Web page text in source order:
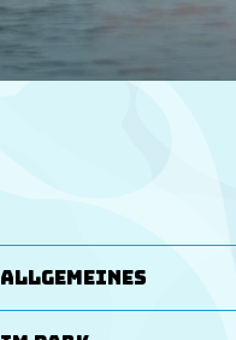
Allgemeines
Von wann bis